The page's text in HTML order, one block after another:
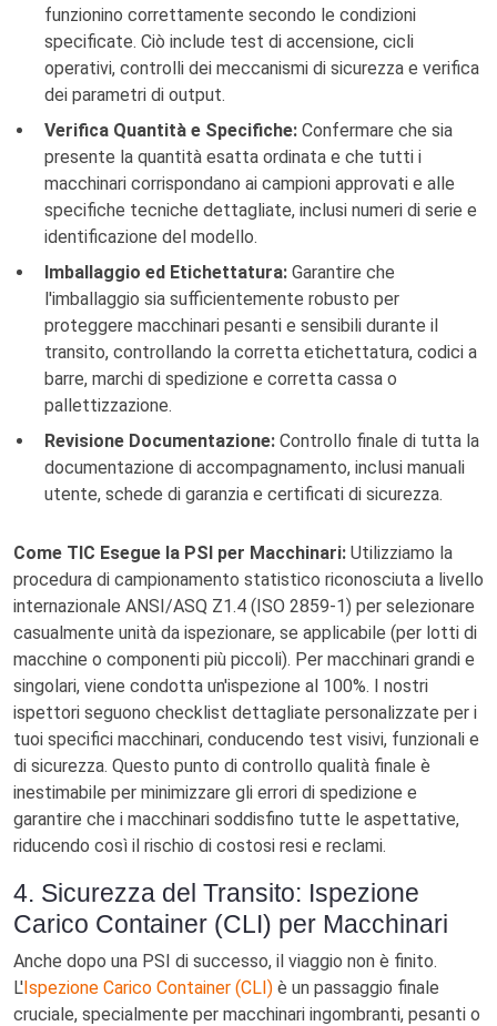
funzionino correttamente secondo le condizioni
specificate. Ciò include test di accensione, cicli
operativi, controlli dei meccanismi di sicurezza e verifica
dei parametri di output.
Verifica Quantità e Specifiche: Confermare che sia
presente la quantità esatta ordinata e che tutti i
macchinari corrispondano ai campioni approvati e alle
specifiche tecniche dettagliate, inclusi numeri di serie e
identificazione del modello.
Imballaggio ed Etichettatura: Garantire che
l'imballaggio sia sufficientemente robusto per
proteggere macchinari pesanti e sensibili durante il
transito, controllando la corretta etichettatura, codici a
barre, marchi di spedizione e corretta cassa o
pallettizzazione.
Revisione Documentazione: Controllo finale di tutta la
documentazione di accompagnamento, inclusi manuali
utente, schede di garanzia e certificati di sicurezza.
Come TIC Esegue la PSI per Macchinari: Utilizziamo la
procedura di campionamento statistico riconosciuta a livello
internazionale ANSI/ASQ Z1.4 (ISO 2859-1) per selezionare
casualmente unità da ispezionare, se applicabile (per lotti di
macchine o componenti più piccoli). Per macchinari grandi e
singolari, viene condotta un'ispezione al 100%. I nostri
ispettori seguono checklist dettagliate personalizzate per i
tuoi specifici macchinari, conducendo test visivi, funzionali e
di sicurezza. Questo punto di controllo qualità finale è
inestimabile per minimizzare gli errori di spedizione e
garantire che i macchinari soddisfino tutte le aspettative,
riducendo così il rischio di costosi resi e reclami.
4. Sicurezza del Transito: Ispezione
Carico Container (CLI) per Macchinari
Anche dopo una PSI di successo, il viaggio non è finito.
L'Ispezione Carico Container (CLI) è un passaggio finale
cruciale, specialmente per macchinari ingombranti, pesanti o